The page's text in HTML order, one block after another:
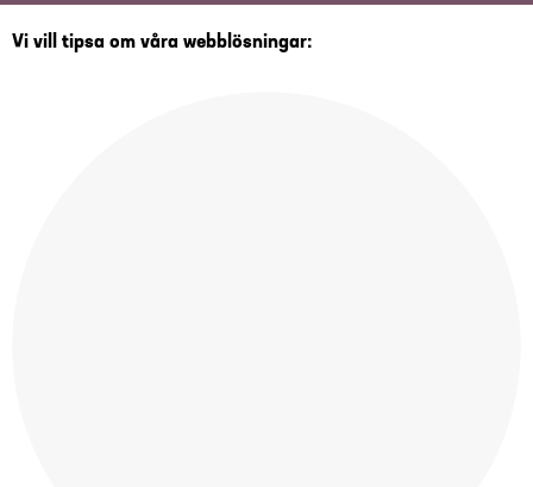
Vi vill tipsa om våra webblösningar: